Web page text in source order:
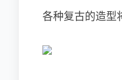
各种复古的造型